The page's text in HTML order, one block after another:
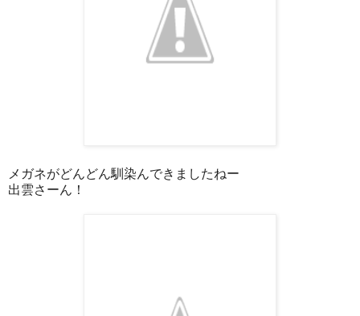
メガネがどんどん馴染んできましたねー
出雲さーん！